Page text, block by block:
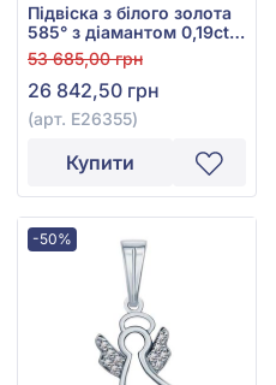
Підвіска з білого золота
585° з діамантом 0,19ct,
арт. E26355
53 685,00 грн
26 842,50 грн
(арт. E26355)
Купити
-50%